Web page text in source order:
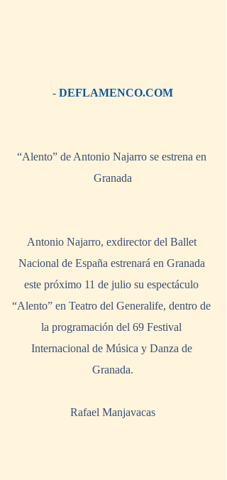
- DEFLAMENCO.COM
“Alento” de Antonio Najarro se estrena en
Granada
Antonio Najarro, exdirector del Ballet
Nacional de España estrenará en Granada
este próximo 11 de julio su espectáculo
“Alento” en Teatro del Generalife, dentro de
la programación del 69 Festival
Internacional de Música y Danza de
Granada.
Rafael Manjavacas